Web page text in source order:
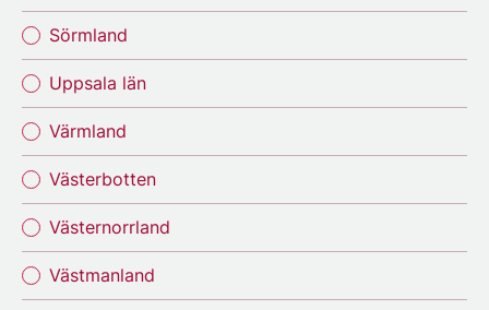
Sörmland
Uppsala län
Värmland
Västerbotten
Västernorrland
Västmanland